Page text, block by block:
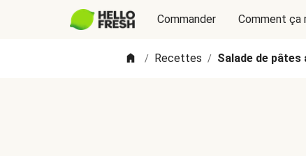
Commander Comment ça
/ Recettes / Salade de